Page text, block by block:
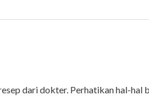
dari dokter. Perhatikan hal-hal